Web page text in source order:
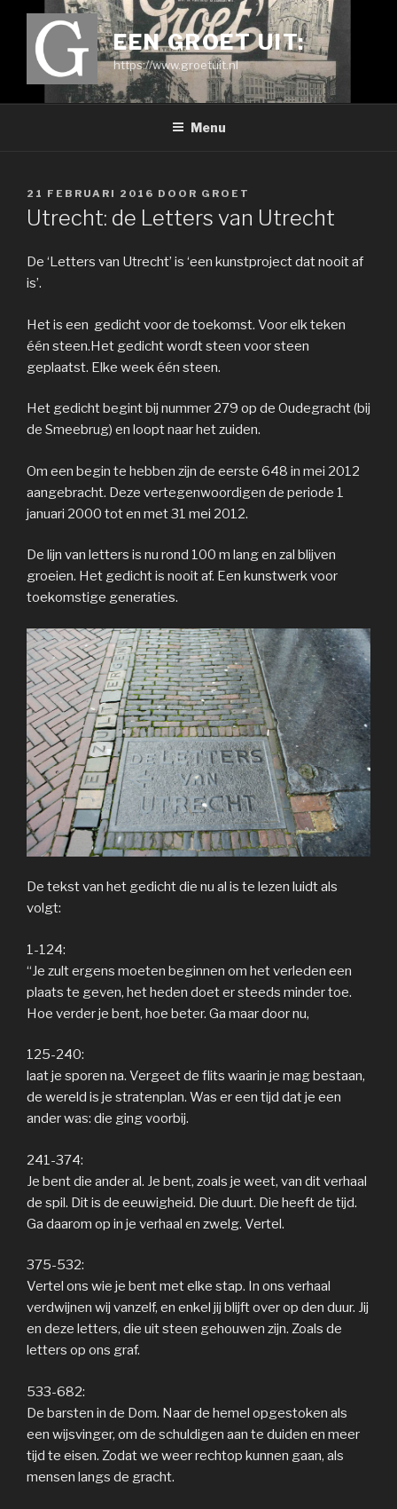
EEN GROET UIT:
https://www.groetuit.nl
Menu
GEPLAATST
OP
21 FEBRUARI 2016 DOOR GROET
Utrecht: de Letters van Utrecht
De ‘Letters van Utrecht’ is ‘een kunstproject dat nooit af
is’.
Het is een gedicht voor de toekomst. Voor elk teken
één steen.Het gedicht wordt steen voor steen
geplaatst. Elke week één steen.
Het gedicht begint bij nummer 279 op de Oudegracht (bij
de Smeebrug) en loopt naar het zuiden.
Om een begin te hebben zijn de eerste 648 in mei 2012
aangebracht. Deze vertegenwoordigen de periode 1
januari 2000 tot en met 31 mei 2012.
De lijn van letters is nu rond 100 m lang en zal blijven
groeien. Het gedicht is nooit af. Een kunstwerk voor
toekomstige generaties.
De tekst van het gedicht die nu al is te lezen luidt als
volgt:
1-124:
“Je zult ergens moeten beginnen om het verleden een
plaats te geven, het heden doet er steeds minder toe.
Hoe verder je bent, hoe beter. Ga maar door nu,
125-240:
laat je sporen na. Vergeet de flits waarin je mag bestaan,
de wereld is je stratenplan. Was er een tijd dat je een
ander was: die ging voorbij.
241-374:
Je bent die ander al. Je bent, zoals je weet, van dit verhaal
de spil. Dit is de eeuwigheid. Die duurt. Die heeft de tijd.
Ga daarom op in je verhaal en zwelg. Vertel.
375-532:
Vertel ons wie je bent met elke stap. In ons verhaal
verdwijnen wij vanzelf, en enkel jij blijft over op den duur. Jij
en deze letters, die uit steen gehouwen zijn. Zoals de
letters op ons graf.
533-682:
De barsten in de Dom. Naar de hemel opgestoken als
een wijsvinger, om de schuldigen aan te duiden en meer
tijd te eisen. Zodat we weer rechtop kunnen gaan, als
mensen langs de gracht.